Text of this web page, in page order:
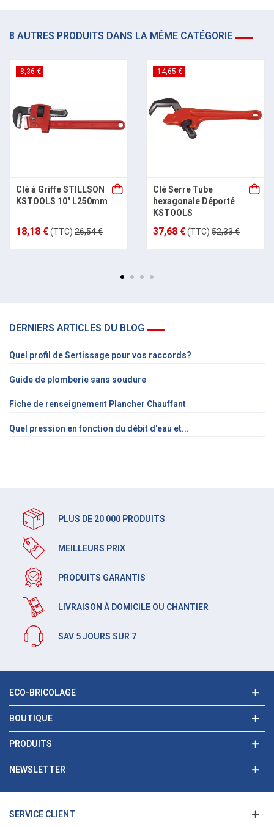
8 AUTRES PRODUITS DANS LA MÊME CATÉGORIE
-8,36 €
Clé à Griffe STILLSON
KSTOOLS 10" L250mm
18,18 €(TTC) 26,54 €
-14,65 €
Clé Serre Tube
hexagonale Déporté
KSTOOLS
37,68 €(TTC) 52,33 €
DERNIERS ARTICLES DU BLOG
Quel profil de Sertissage pour vos raccords?
Guide de plomberie sans soudure
Fiche de renseignement Plancher Chauffant
Quel pression en fonction du débit d'eau et...
PLUS DE 20 000 PRODUITS
MEILLEURS PRIX
PRODUITS GARANTIS
LIVRAISON À DOMICILE OU CHANTIER
SAV 5 JOURS SUR 7
ECO-BRICOLAGE
BOUTIQUE
PRODUITS
NEWSLETTER
SERVICE CLIENT